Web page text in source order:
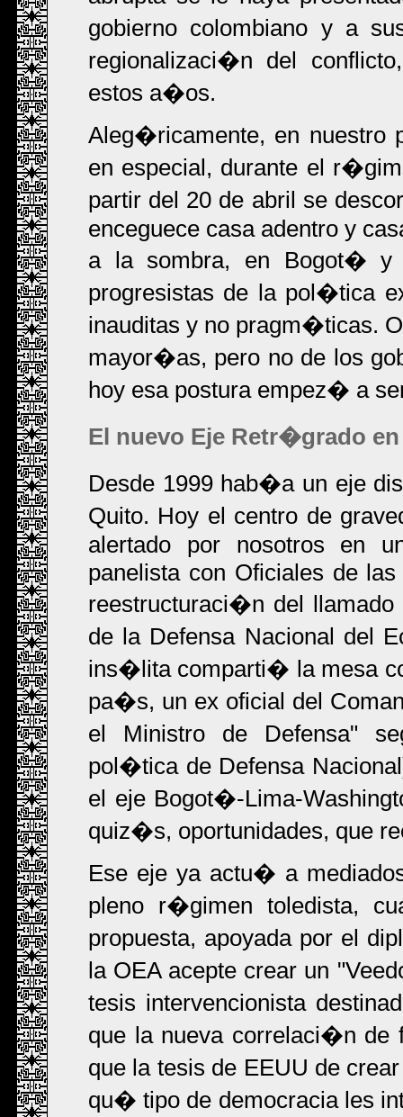
gobierno colombiano y a
regionalizaci�n del
estos a�os.
Aleg�ricamente, en
en especial, durante el
partir del 20 de abril se
enceguece casa adentro y
a la sombra, en Bogot� y
progresistas de la pol�tica
inauditas y no pragm�ticas.
mayor�as, pero no de los
hoy esa postura empez� a
El nuevo Eje Retr�grado
Desde 1999 hab�a un eje
Quito. Hoy el centro de
alertado por nosotros en
panelista con Oficiales de
reestructuraci�n del
de la Defensa Nacional del
ins�lita comparti� la mesa
pa�s, un ex oficial del
el Ministro de Defensa"
pol�tica de Defensa
el eje Bogot�-Lima-
quiz�s, oportunidades, que
Ese eje ya actu� a
pleno r�gimen toledista,
propuesta, apoyada por el
la OEA acepte crear un
tesis intervencionista
que la nueva correlaci�n de
que la tesis de EEUU de
qu� tipo de democracia les